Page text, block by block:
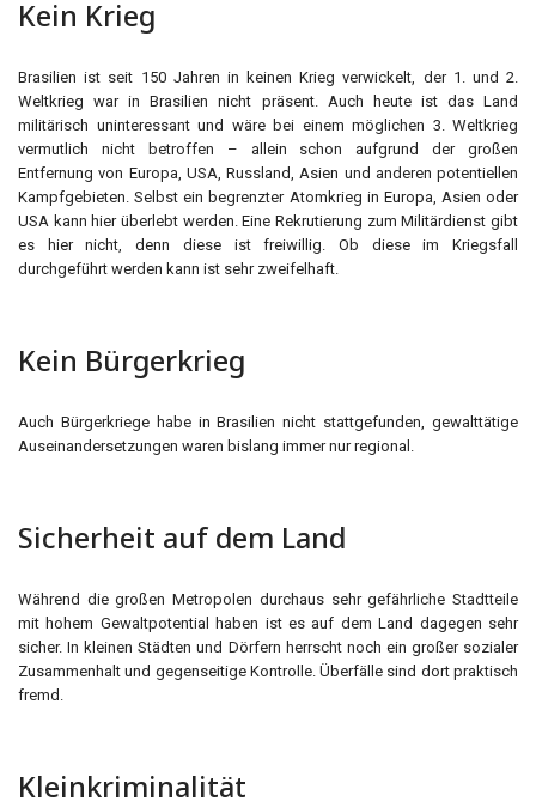
Kein Krieg
Brasilien ist seit 150 Jahren in keinen Krieg verwickelt, der 1. und 2.
Weltkrieg war in Brasilien nicht präsent. Auch heute ist das Land
militärisch uninteressant und wäre bei einem möglichen 3. Weltkrieg
vermutlich nicht betroffen – allein schon aufgrund der großen
Entfernung von Europa, USA, Russland, Asien und anderen potentiellen
Kampfgebieten. Selbst ein begrenzter Atomkrieg in Europa, Asien oder
USA kann hier überlebt werden. Eine Rekrutierung zum Militärdienst gibt
es hier nicht, denn diese ist freiwillig. Ob diese im Kriegsfall
durchgeführt werden kann ist sehr zweifelhaft.
Kein Bürgerkrieg
Auch Bürgerkriege habe in Brasilien nicht stattgefunden, gewalttätige
Auseinandersetzungen waren bislang immer nur regional.
Sicherheit auf dem Land
Während die großen Metropolen durchaus sehr gefährliche Stadtteile
mit hohem Gewaltpotential haben ist es auf dem Land dagegen sehr
sicher. In kleinen Städten und Dörfern herrscht noch ein großer sozialer
Zusammenhalt und gegenseitige Kontrolle. Überfälle sind dort praktisch
fremd.
Kleinkriminalität